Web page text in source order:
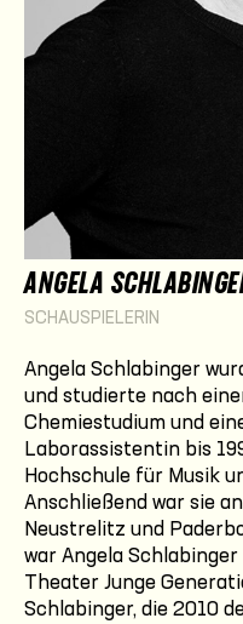
ANGELA
SCHAUSPIELERIN
Angela Schlabinger
und studierte nach
Chemiestudium und
Laborassistentin bis
Hochschule für Musik
Anschließend war sie
Neustrelitz und
war Angela
Theater Junge
Schlabinger, die 2010